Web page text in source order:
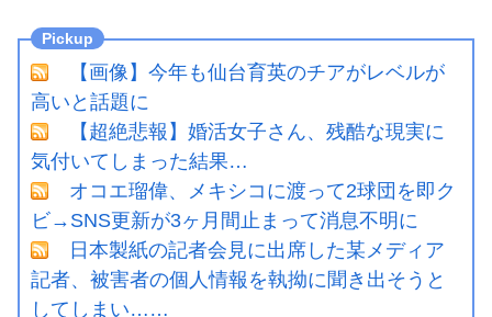
【画像】今年も仙台育英のチアがレベルが
高いと話題に
【超絶悲報】婚活女子さん、残酷な現実に
気付いてしまった結果…
オコエ瑠偉、メキシコに渡って2球団を即ク
ビ→SNS更新が3ヶ月間止まって消息不明に
日本製紙の記者会見に出席した某メディア
記者、被害者の個人情報を執拗に聞き出そうと
してしまい……